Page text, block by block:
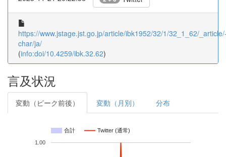
https://www.jstage.jst.go.jp/article/ibk1952/32/1/32_1_62/
char/ja/
(info:doi/10.4259/ibk.32.62)
言及状況
変動（ピーク前後） 変動（月別） 分布
合計 Twitter (通常)
1.00